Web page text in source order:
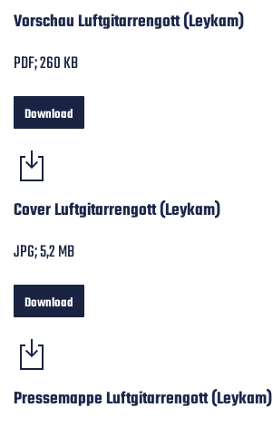
Vorschau Luftgitarrengott (Leykam)
PDF; 260 KB
Download
Cover Luftgitarrengott (Leykam)
JPG; 5,2 MB
Download
Pressemappe Luftgitarrengott (Leykam)